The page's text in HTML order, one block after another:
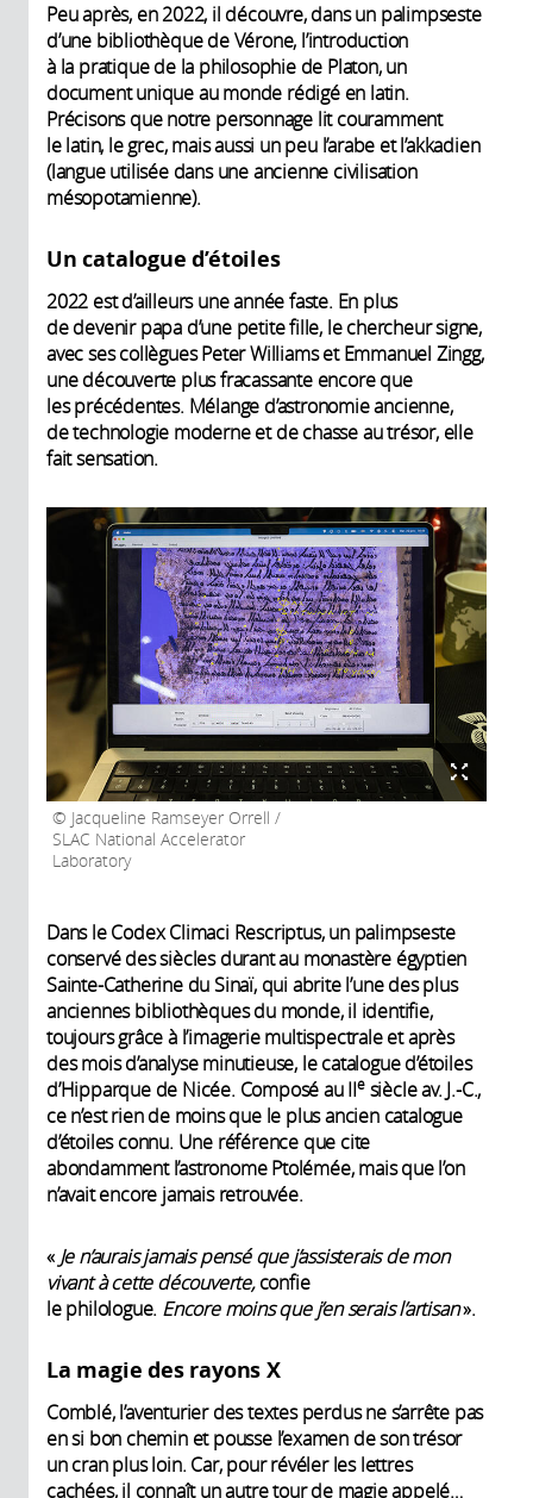
Peu après, en 2022, il découvre, dans un palimpseste
d’une bibliothèque de Vérone, l’introduction
à la pratique de la philosophie de Platon, un
document unique au monde rédigé en latin.
Précisons que notre personnage lit couramment
le latin, le grec, mais aussi un peu l’arabe et l’akkadien
(langue utilisée dans une ancienne civilisation
mésopotamienne).
Un catalogue d’étoiles
2022 est d’ailleurs une année faste. En plus
de devenir papa d’une petite fille, le chercheur signe,
avec ses collègues Peter Williams et Emmanuel Zingg,
une découverte plus fracassante encore que
les précédentes. Mélange d’astronomie ancienne,
de technologie moderne et de chasse au trésor, elle
fait sensation.
Jacqueline Ramseyer Orrell /
SLAC National Accelerator
Laboratory
Dans le Codex Climaci Rescriptus, un palimpseste
conservé des siècles durant au monastère égyptien
Sainte-Catherine du Sinaï, qui abrite l’une des plus
anciennes bibliothèques du monde, il identifie,
toujours grâce à l’imagerie multispectrale et après
des mois d’analyse minutieuse, le catalogue d’étoiles
d’Hipparque de Nicée. Composé au IIesiècle av. J.-C.,
ce n’est rien de moins que le plus ancien catalogue
d’étoiles connu. Une référence que cite
abondamment l’astronome Ptolémée, mais que l’on
n’avait encore jamais retrouvée.
«Je n’aurais jamais pensé que j’assisterais de mon
vivant à cette découverte,confie
le philologue. Encore moins que j’en serais l’artisan».
La magie des rayons X
Comblé, l’aventurier des textes perdus ne s’arrête pas
en si bon chemin et pousse l’examen de son trésor
un cran plus loin. Car, pour révéler les lettres
cachées, il connaît un autre tour de magie appelé…